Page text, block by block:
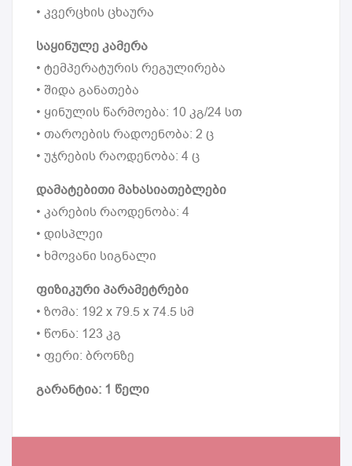
• კვერცხის ცხაურა
საყინულე კამერა
• ტემპერატურის რეგულირება
• შიდა განათება
• ყინულის წარმოება: 10 კგ/24 სთ
• თაროების რადოენობა: 2 ც
• უჯრების რაოდენობა: 4 ც
დამატებითი მახასიათებლები
• კარების რაოდენობა: 4
• დისპლეი
• ხმოვანი სიგნალი
ფიზიკური პარამეტრები
• ზომა: 192 x 79.5 x 74.5 სმ
• წონა: 123 კგ
• ფერი: ბრონზე
გარანტია: 1 წელი